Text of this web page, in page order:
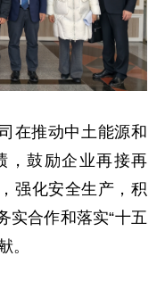
在推动中土能源和
，鼓励企业再接再
强化安全生产，积
实合作和落实“十五
。